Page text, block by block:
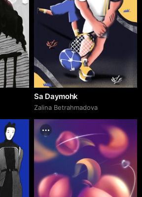
Sa Daymohk
Zalina Betrahmadova